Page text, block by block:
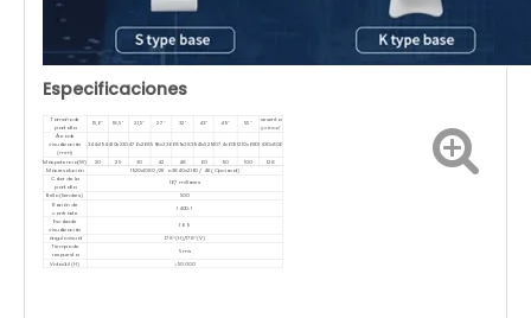
Especificaciones
Tamaño de
pantalla
15,6'' 18,5'' 21,5'' 27'' 32'' 43'' 49'' 55''
sesenta
y cinco''
Área de
visualización
(mm)
344x194410x230476x268598x336 689x383941x5291074x6051210x6801430x806
Máx.potencia(W) 20 25 30 42 48 60 90 100
128
Máx.resolución
1920x1080 /2K o 3840x2160 / 4K (Opcional)
Color de la
pantalla
16,7 millones
Brillo (liendres) 500
Ración de
contraste
1400: 1
Escala de
visualización
16: 9
ángulo visual
178°(H)/178°(V)
Tiempo de
respuesta
5 ms
Vida útil (H) <50 000